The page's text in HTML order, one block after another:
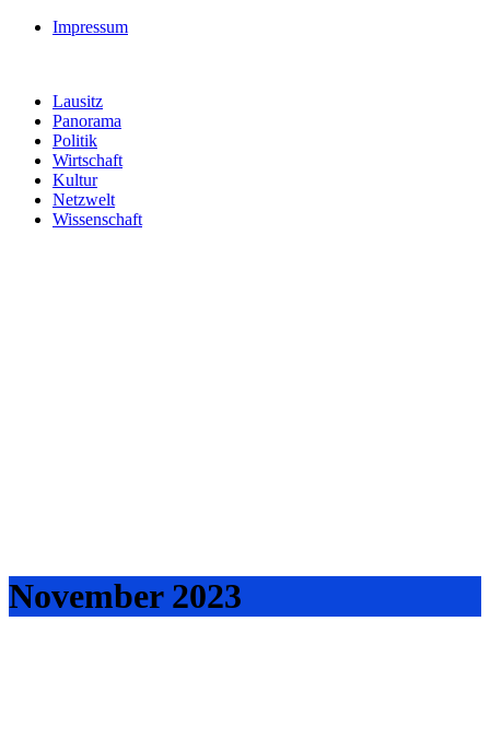
Impressum
Lausitz
Panorama
Politik
Wirtschaft
Kultur
Netzwelt
Wissenschaft
November 2023